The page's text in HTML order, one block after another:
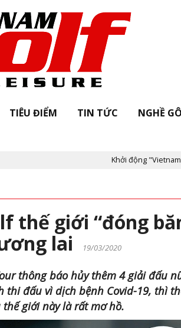
TIÊU ĐIỂM TIN TỨC NGHỀ
Khởi động "Vietnam Golf
thế giới “đóng
lai
19/03/2020
thông báo hủy thêm 4 giải đấu
thi đấu vì dịch bệnh Covid-19, thì
giới này là rất mơ hồ.